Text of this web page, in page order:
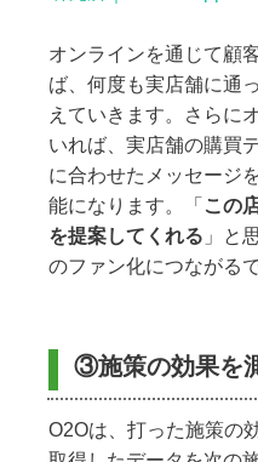
オンラインを通じて顧
ば、何度も実店舗に通
えていきます。さらに
いれば、実店舗の購買
に合わせたメッセージ
能になります。「 この
を提案してくれる 」と
のファン化につながる
③施策の効果を
O2Oは、打った施策の